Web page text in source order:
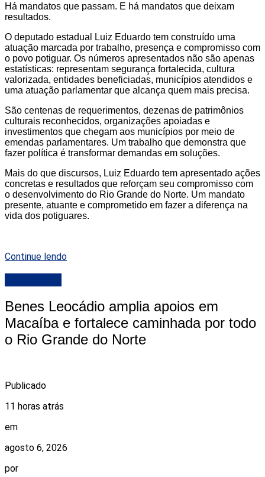
Há mandatos que passam. E há mandatos que deixam
resultados.
O deputado estadual Luiz Eduardo tem construído uma
atuação marcada por trabalho, presença e compromisso com
o povo potiguar. Os números apresentados não são apenas
estatísticas: representam segurança fortalecida, cultura
valorizada, entidades beneficiadas, municípios atendidos e
uma atuação parlamentar que alcança quem mais precisa.
São centenas de requerimentos, dezenas de patrimônios
culturais reconhecidos, organizações apoiadas e
investimentos que chegam aos municípios por meio de
emendas parlamentares. Um trabalho que demonstra que
fazer política é transformar demandas em soluções.
Mais do que discursos, Luiz Eduardo tem apresentado ações
concretas e resultados que reforçam seu compromisso com
o desenvolvimento do Rio Grande do Norte. Um mandato
presente, atuante e comprometido em fazer a diferença na
vida dos potiguares.
Continue lendo
Benes Leocádio amplia apoios em
Macaíba e fortalece caminhada por todo
o Rio Grande do Norte
Publicado
11 horas atrás
em
agosto 6, 2026
por